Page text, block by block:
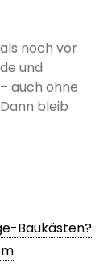
noch vor
und
auch ohne
bleib
Baukästen?